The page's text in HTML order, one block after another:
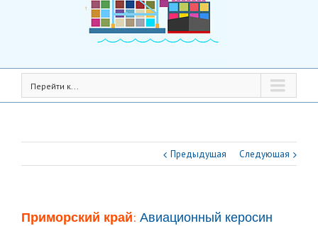
Перейти к...
Предыдущая Следующая
Приморский край: Авиационный керосин